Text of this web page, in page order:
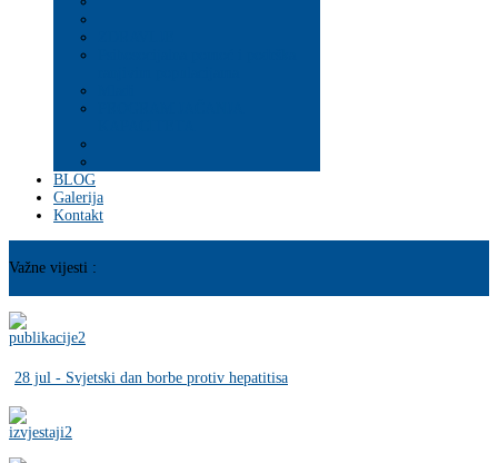
BLOG
Galerija
Kontakt
Važne vijesti :
28 jul - Svjetski dan borbe protiv hepatitisa